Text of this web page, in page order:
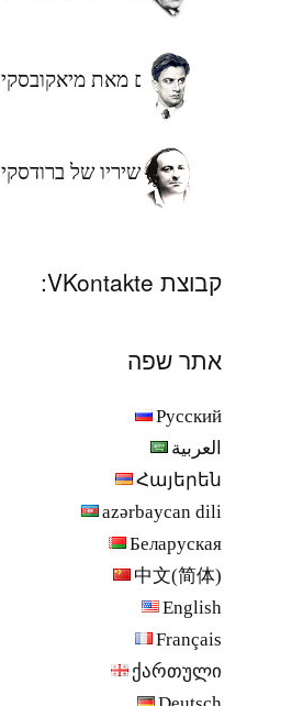
שירים מאת מיאקובסקי
שיריו של ברודסקי
קבוצת VKontakte:
אתר שפה
Русский
العربية
Հայերեն
azərbaycan dili
Беларуская
中文(简体)
English
Français
ქართული